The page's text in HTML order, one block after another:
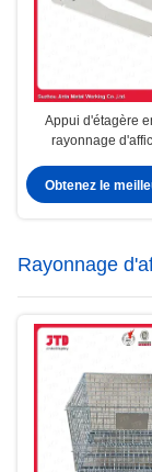
Appui d'étagère
rayonnage
Obtenez le
Rayonnage